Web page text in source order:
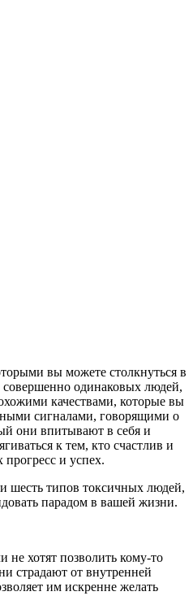
вы можете столкнуться в
одинаковых людей,
качествами, которые вы
сигналами, говорящими о
они впитывают в себя и
к тем, кто счастлив и
и успех.
шесть типов токсичных людей,
парадом в вашей жизни.
хотят позволить кому-то
страдают от внутренней
им искренне желать